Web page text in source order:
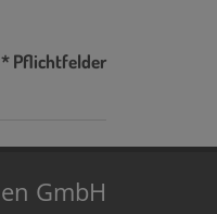
* Pflichtfelder
GmbH